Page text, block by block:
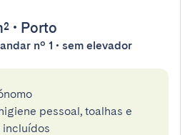
• Porto
nº 1 • sem elevador
pessoal, toalhas e
incluídos